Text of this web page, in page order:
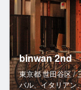
binwan 2nd
東京都 世田谷区 /
バル、イタリアン